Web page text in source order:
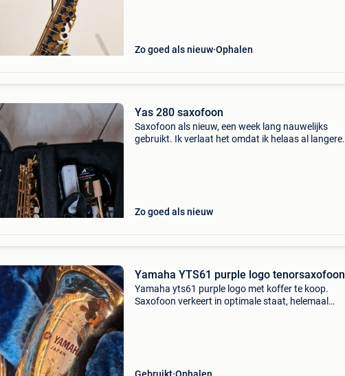
Zo goed als nieuw Ophalen
Yas 280 saxofoon
Saxofoon als nieuw, een week lang nauwelijks
gebruikt. Ik verlaat het omdat ik helaas al langere
Zo goed als nieuw
Yamaha YTS61 purple logo tenorsaxofoon
Yamaha yts61 purple logo met koffer te koop.
Saxofoon verkeert in optimale staat, helemaal